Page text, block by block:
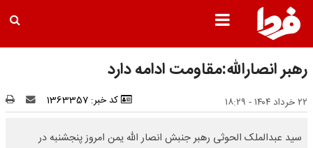
رهبر انصارالله:مقاومت ادامه دارد
۲۲ خرداد ۱۴۰۴ - ۱۸:۲۹ کد خبر: 1363357
سید عبدالملک الحوثی رهبر جنبش انصار الله یمن امروز پنجشنبه در